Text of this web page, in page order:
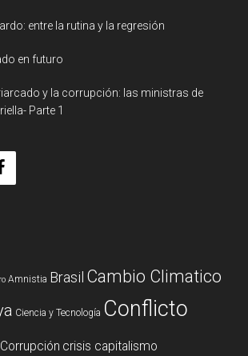
entre la rutina y la regresión
en futuro
y la corrupción: las ministras de
Parte 1
Amnistia Brasil Cambio Climatico
Ciencia y Tecnología Conflicto
Corrupción crisis capitalismo